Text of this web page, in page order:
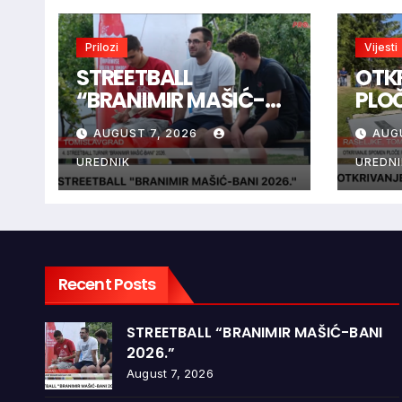
Prilozi
STREETBALL
“BRANIMIR MAŠIĆ-
BANI 2026.”
AUGUST 7, 2026
UREDNIK
Vijesti
Recent Posts
STREETBALL “BRANIMIR MAŠIĆ-BANI
2026.”
August 7, 2026